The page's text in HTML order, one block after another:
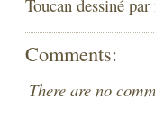
Toucan dessiné
Comments:
There are no